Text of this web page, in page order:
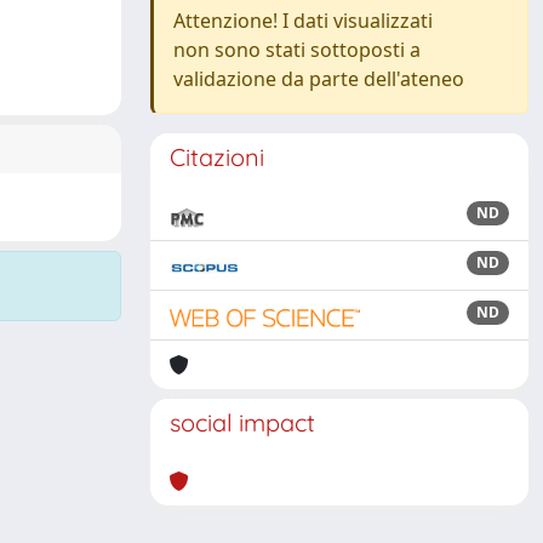
Attenzione! I dati visualizzati
non sono stati sottoposti a
validazione da parte dell'ateneo
Citazioni
ND
ND
ND
social impact